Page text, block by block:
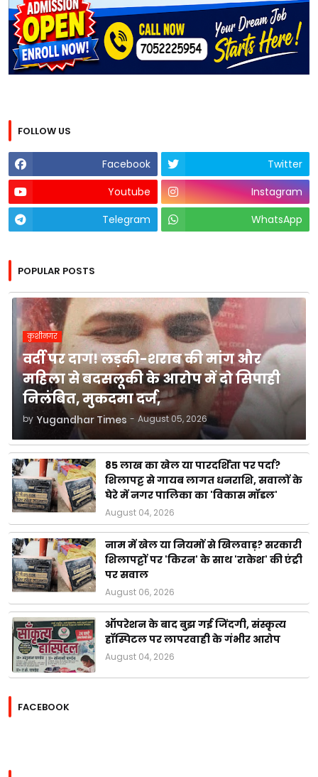
FOLLOW US
Facebook
Twitter
Youtube
Instagram
Telegram
WhatsApp
POPULAR POSTS
कुशीनगर
वर्दी पर दाग! लड़की-शराब की मांग और
महिला से बदसलूकी के आरोप में दो सिपाही
निलंबित, मुकदमा दर्ज,
by Yugandhar Times - August 05, 2026
85 लाख का खेल या पारदर्शिता पर पर्दा?
शिलापट्ट से गायब लागत धनराशि, सवालों के
घेरे में नगर पालिका का 'विकास मॉडल'
August 04, 2026
नाम में खेल या नियमों से खिलवाड़? सरकारी
शिलापट्टों पर 'किरन' के साथ 'राकेश' की एंट्री
पर सवाल
August 06, 2026
ऑपरेशन के बाद बुझ गई जिंदगी, संस्कृत्य
हॉस्पिटल पर लापरवाही के गंभीर आरोप
August 04, 2026
FACEBOOK